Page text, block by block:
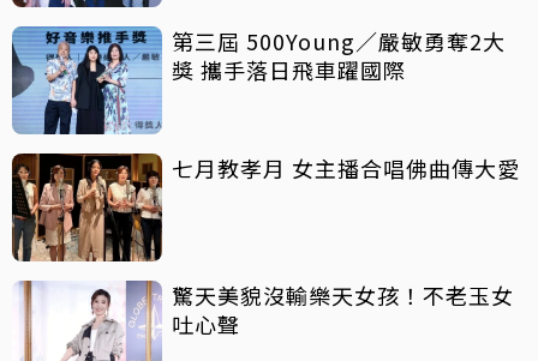
第三屆 500Young／嚴敏勇奪2大
獎 攜手落日飛車躍國際
七月教孝月 女主播合唱佛曲傳大愛
驚天美貌沒輸樂天女孩！不老玉女
吐心聲